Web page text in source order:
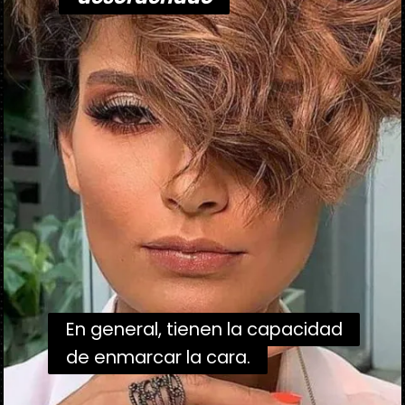
En general, tienen la capacidad
de enmarcar la cara.
En general, tienen la capacidad
de enmarcar la cara.